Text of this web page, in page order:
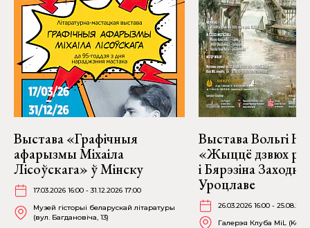
Выстава «Графічныя
афарызмы Міхаіла
Лісоўскага» ў Мінску
17.03.2026 16:00 - 31.12.2026 17:00
Музей гісторыі беларускай літаратуры
(вул. Багдановіча, 13)
Выстава Вольгі
«Жыццё дзвюх
і Бярэзіна
Уроцлаве
26.03.2026 16:00 -
Галерэя Клуба MiL